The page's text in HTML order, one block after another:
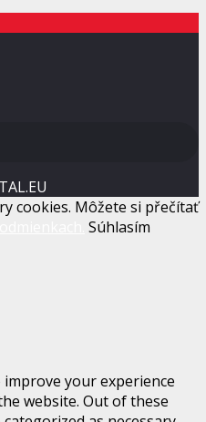
cookies. Môžete si přečítať
Súhlasím
your experience
website. Out of these